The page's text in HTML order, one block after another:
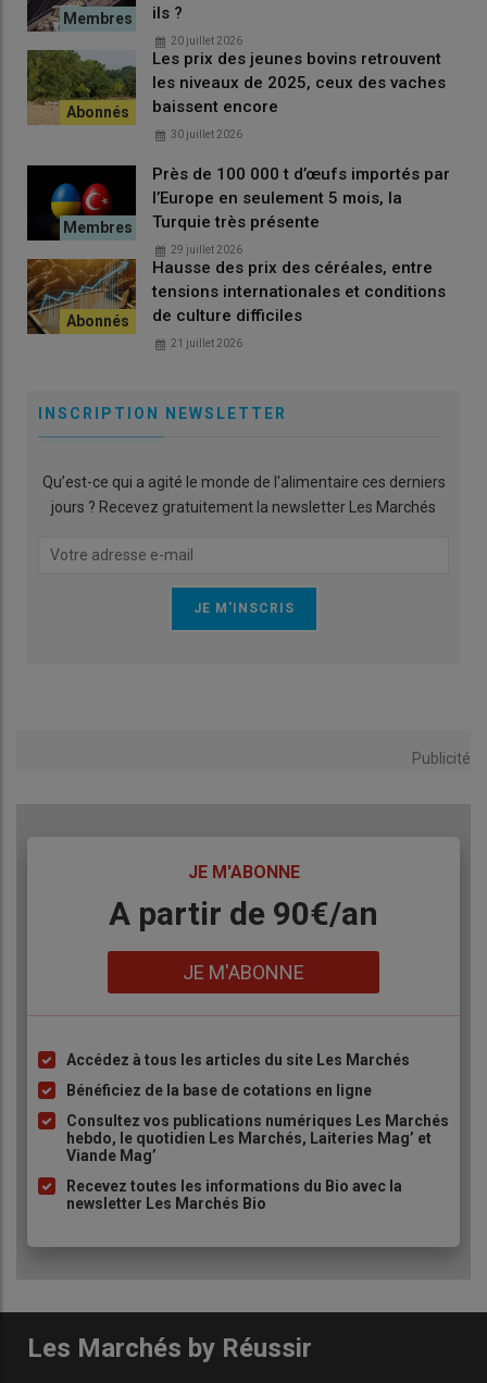
grasses des charcuteries françaises a diminué de 30 %, tandis
que la contribution de la charcuterie aux apports en sel est
passée de 16 % à 7 % entre 2007 et 2016.
Par ailleurs lenombre d’additifs autorisés dans le Code des
usagesa été réduit à 90, contre 335 dans la réglementation
teneurs en nitrites
abaissées, et sont aujourd’hui 20 % inférieures aux seuils
européens.
Lire aussi :« Dans le porc, l’intérêt pour une
couverture du marché est particulièrement fort »
pour Mikaël Delmas, fondateur de Quideos
ils ?
20 juillet 2026
Les prix des jeunes bovins retrouvent
les niveaux de 2025, ceux des vaches
baissent encore
30 juillet 2026
Près de 100 000 t d’œufs importés par
l’Europe en seulement 5 mois, la
Turquie très présente
29 juillet 2026
Hausse des prix des céréales, entre
tensions internationales et conditions
de culture difficiles
21 juillet 2026
INSCRIPTION NEWSLETTER
Qu’est-ce qui a agité le monde de l'alimentaire ces derniers
jours ? Recevez gratuitement la newsletter Les Marchés
Publicité
JE M'ABONNE
BodyA partir de 90€/an
JE M'ABONNE
Liste
à
puce
Accédez à tous les articles du site Les Marchés
Bénéficiez de la base de cotations en ligne
Consultez vos publications numériques Les Marchés
hebdo, le quotidien Les Marchés, Laiteries Mag’ et
Viande Mag’
Recevez toutes les informations du Bio avec la
newsletter Les Marchés Bio
Les Marchés by Réussir